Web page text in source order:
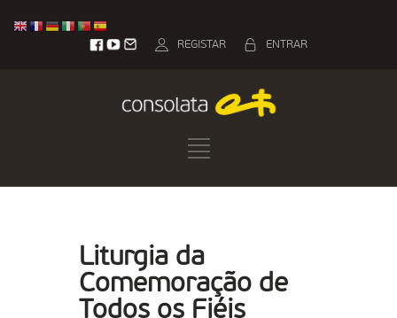
ENTRAR
REGISTAR
Liturgia da
Comemoração de
Todos os Fiéis